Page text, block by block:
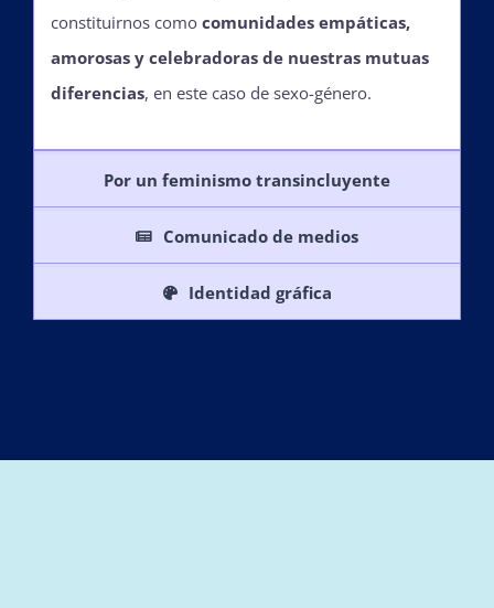
constituirnos como comunidades empáticas,
amorosas y celebradoras de nuestras mutuas
diferencias, en este caso de sexo-género.
Por un feminismo transincluyente
Comunicado de medios
Identidad gráfica